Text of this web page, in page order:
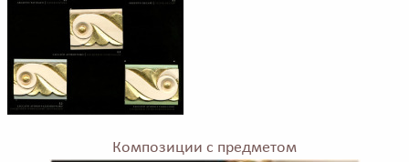
Композиции с предметом